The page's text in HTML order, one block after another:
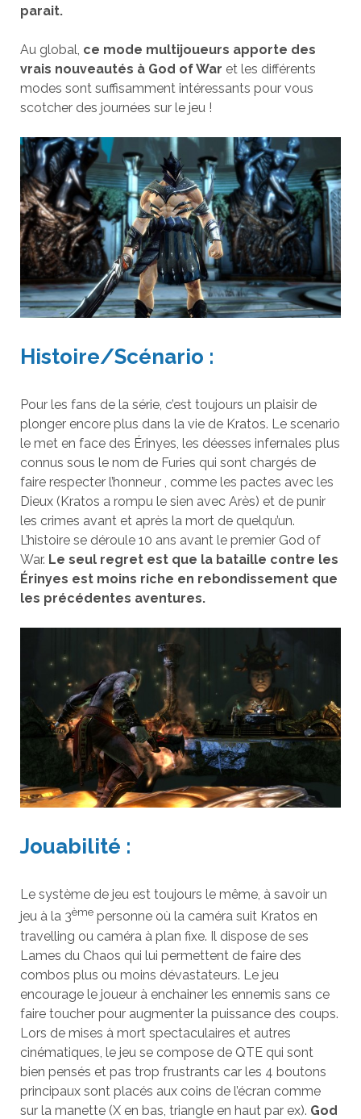
parait.
Au global, ce mode multijoueurs apporte des
vrais nouveautés à God of War et les différents
modes sont suffisamment intéressants pour vous
scotcher des journées sur le jeu !
Histoire/Scénario :
Pour les fans de la série, c’est toujours un plaisir de
plonger encore plus dans la vie de Kratos. Le scenario
le met en face des Érinyes, les déesses infernales plus
connus sous le nom de Furies qui sont chargés de
faire respecter l’honneur , comme les pactes avec les
Dieux (Kratos a rompu le sien avec Arès) et de punir
les crimes avant et après la mort de quelqu’un.
L’histoire se déroule 10 ans avant le premier God of
War. Le seul regret est que la bataille contre les
Érinyes est moins riche en rebondissement que
les précédentes aventures.
Jouabilité :
Le système de jeu est toujours le même, à savoir un
jeu à la 3èmepersonne où la caméra suit Kratos en
travelling ou caméra à plan fixe. Il dispose de ses
Lames du Chaos qui lui permettent de faire des
combos plus ou moins dévastateurs. Le jeu
encourage le joueur à enchainer les ennemis sans ce
faire toucher pour augmenter la puissance des coups.
Lors de mises à mort spectaculaires et autres
cinématiques, le jeu se compose de QTE qui sont
bien pensés et pas trop frustrants car les 4 boutons
principaux sont placés aux coins de l’écran comme
sur la manette (X en bas, triangle en haut par ex). God